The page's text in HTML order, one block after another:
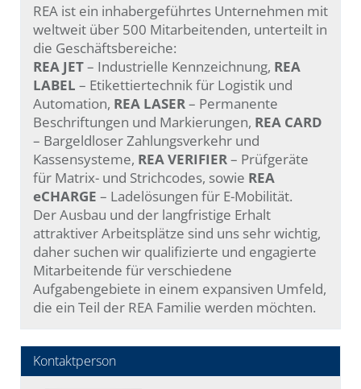
REA ist ein inhabergeführtes Unternehmen mit
weltweit über 500 Mitarbeitenden, unterteilt in
die Geschäftsbereiche:
REA JET– Industrielle Kennzeichnung, REA
LABEL – Etikettiertechnik für Logistik und
Automation, REA LASER– Permanente
Beschriftungen und Markierungen, REA CARD
– Bargeldloser Zahlungsverkehr und
Kassensysteme, REA VERIFIER– Prüfgeräte
für Matrix- und Strichcodes, sowie REA
eCHARGE – Ladelösungen für E-Mobilität.
Der Ausbau und der langfristige Erhalt
attraktiver Arbeitsplätze sind uns sehr wichtig,
daher suchen wir qualifizierte und engagierte
Mitarbeitende für verschiedene
Aufgabengebiete in einem expansiven Umfeld,
die ein Teil der REA Familie werden möchten.
Kontaktperson